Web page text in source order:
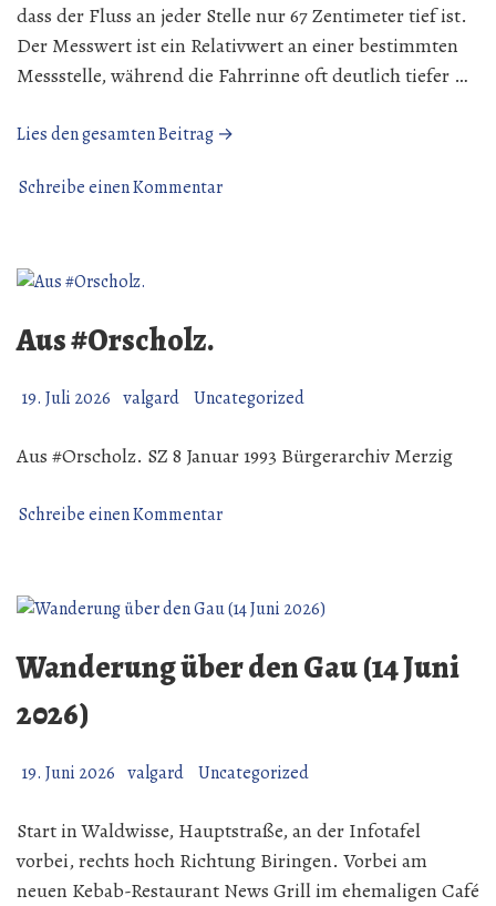
dass der Fluss an jeder Stelle nur 67 Zentimeter tief ist.
Der Messwert ist ein Relativwert an einer bestimmten
Messstelle, während die Fahrrinne oft deutlich tiefer …
Lies den gesamten Beitrag →
Schreibe einen Kommentarzu
Aus #Orscholz.
19. Juli 2026 valgard Uncategorized
Aus #Orscholz. SZ 8 Januar 1993 Bürgerarchiv Merzig
Schreibe einen Kommentarzu
Wanderung über den Gau (14 Juni
2026)
19. Juni 2026 valgard Uncategorized
Start in Waldwisse, Hauptstraße, an der Infotafel
vorbei, rechts hoch Richtung Biringen. Vorbei am
neuen Kebab-Restaurant News Grill im ehemaligen Café